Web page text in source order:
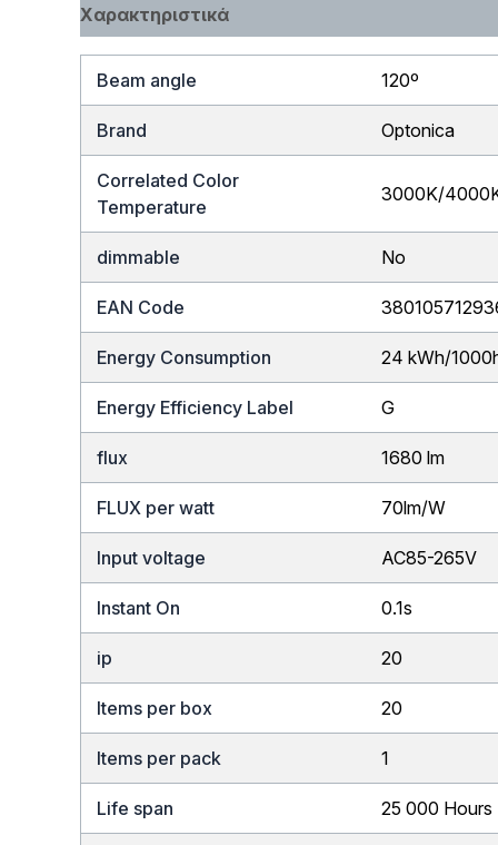
Χαρακτηριστικά
Beam angle 120º
Brand Optonica
Correlated Color
Temperature
3000K/
dimmable No
EAN Code
Energy Consumption 24 kWh/
Energy Efficiency Label G
flux 1680 lm
FLUX per watt 70lm/W
Input voltage AC85-265V
Instant On 0.1s
ip 20
Items per box 20
Items per pack 1
Life span 25 000 Hours